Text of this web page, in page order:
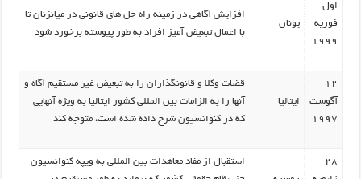
اول
فوریه
1999
یونان
افزایش آگاهی در زمینه راه حل های قانونی در میانزنان تا
با اعمال تبعیض آمیز افراد به طور پیوسته برخورد شود
12
آگوست
1997
ایتالیا
قضات وکلا و قانونگذاران را به تبعیض غیر مستقیم آگاه و
آنها را به الزامات بین المللی کشور ایتالیا به ویژه آنهایی
که در کنوانسیون شرح داده شده است، متوجه کند
28
استقبال از مفاد معاهدات بین المللی به ویپه کنوانسیون